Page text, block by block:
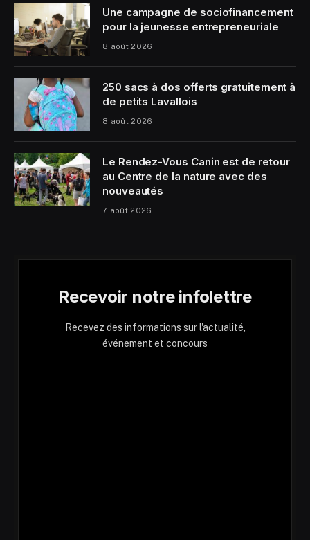
Une campagne de sociofinancement
pour la jeunesse entrepreneuriale
8 août 2026
250 sacs à dos offerts gratuitement à
de petits Lavallois
8 août 2026
Le Rendez-Vous Canin est de retour
au Centre de la nature avec des
nouveautés
7 août 2026
Recevoir notre infolettre
Recevez des informations sur l'actualité,
événement et concours